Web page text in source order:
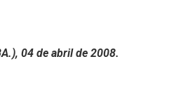
04 de abril de 2008.